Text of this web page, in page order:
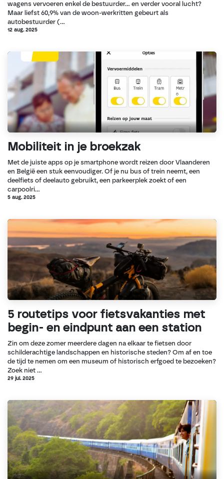
wagens vervoeren enkel de bestuurder… en verder vooral lucht?
Maar liefst 60,9% van de woon-werkritten gebeurt als
autobestuurder (...
12 aug. 2025
Mobiliteit in je broekzak
Met de juiste apps op je smartphone wordt reizen door Vlaanderen
en België een stuk eenvoudiger. Of je nu bus of trein neemt, een
deelfiets of deelauto gebruikt, een parkeerplek zoekt of een
carpoolri...
5 aug. 2025
5 routetips voor fietsvakanties met
begin- en eindpunt aan een station
Zin om deze zomer meerdere dagen na elkaar te fietsen door
schilderachtige landschappen en historische steden? Om af en toe
de tijd te nemen om een museum of historisch erfgoed te bezoeken?
Zoek niet ...
29 jul. 2025